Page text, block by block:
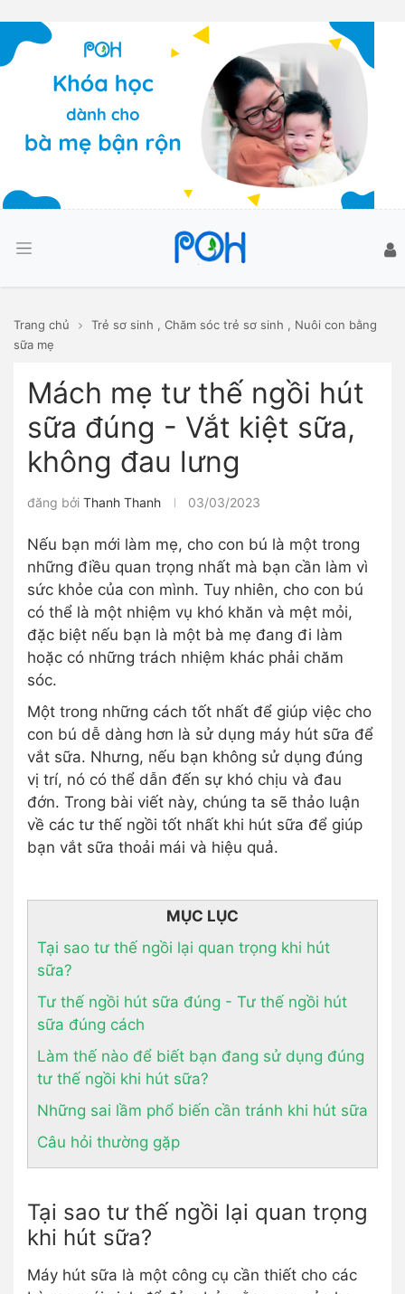
Trang chủ Trẻ sơ sinh , Chăm sóc trẻ sơ sinh , Nuôi con bằng
sữa mẹ
Mách mẹ tư thế ngồi hút
sữa đúng - Vắt kiệt sữa,
không đau lưng
đăng bởi Thanh Thanh 03/03/2023
Nếu bạn mới làm mẹ, cho con bú là một trong
những điều quan trọng nhất mà bạn cần làm vì
sức khỏe của con mình. Tuy nhiên, cho con bú
có thể là một nhiệm vụ khó khăn và mệt mỏi,
đặc biệt nếu bạn là một bà mẹ đang đi làm
hoặc có những trách nhiệm khác phải chăm
sóc.
Một trong những cách tốt nhất để giúp việc cho
con bú dễ dàng hơn là sử dụng máy hút sữa để
vắt sữa. Nhưng, nếu bạn không sử dụng đúng
vị trí, nó có thể dẫn đến sự khó chịu và đau
đớn. Trong bài viết này, chúng ta sẽ thảo luận
về các tư thế ngồi tốt nhất khi hút sữa để giúp
bạn vắt sữa thoải mái và hiệu quả.
MỤC LỤC
Tại sao tư thế ngồi lại quan trọng khi hút
sữa?
Tư thế ngồi hút sữa đúng - Tư thế ngồi hút
sữa đúng cách
Làm thế nào để biết bạn đang sử dụng đúng
tư thế ngồi khi hút sữa?
Những sai lầm phổ biến cần tránh khi hút sữa
Câu hỏi thường gặp
Tại sao tư thế ngồi lại quan trọng
khi hút sữa?
Máy hút sữa là một công cụ cần thiết cho các